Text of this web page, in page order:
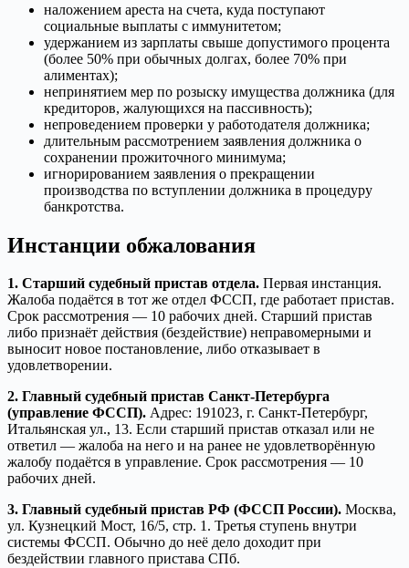
наложением ареста на счета, куда поступают
социальные выплаты с иммунитетом;
удержанием из зарплаты свыше допустимого процента
(более 50% при обычных долгах, более 70% при
алиментах);
непринятием мер по розыску имущества должника (для
кредиторов, жалующихся на пассивность);
непроведением проверки у работодателя должника;
длительным рассмотрением заявления должника о
сохранении прожиточного минимума;
игнорированием заявления о прекращении
производства по вступлении должника в процедуру
банкротства.
Инстанции обжалования
1. Старший судебный пристав отдела. Первая инстанция.
Жалоба подаётся в тот же отдел ФССП, где работает пристав.
Срок рассмотрения — 10 рабочих дней. Старший пристав
либо признаёт действия (бездействие) неправомерными и
выносит новое постановление, либо отказывает в
удовлетворении.
2. Главный судебный пристав Санкт-Петербурга
(управление ФССП). Адрес: 191023, г. Санкт-Петербург,
Итальянская ул., 13. Если старший пристав отказал или не
ответил — жалоба на него и на ранее не удовлетворённую
жалобу подаётся в управление. Срок рассмотрения — 10
рабочих дней.
3. Главный судебный пристав РФ (ФССП России). Москва,
ул. Кузнецкий Мост, 16/5, стр. 1. Третья ступень внутри
системы ФССП. Обычно до неё дело доходит при
бездействии главного пристава СПб.